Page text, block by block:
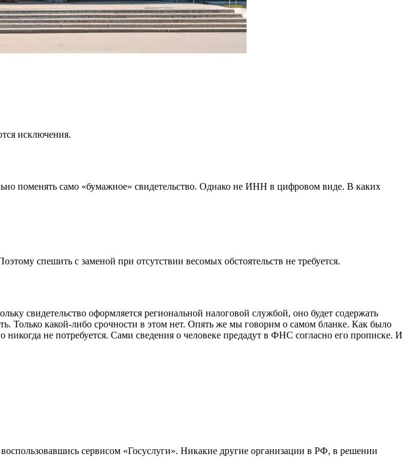
исключения.
поменять само «бумажное» свидетельство. Однако не ИНН в цифровом виде. В каких
спешить с заменой при отсутствии весомых обстоятельств не требуется.
свидетельство оформляется региональной налоговой службой, оно будет содержать
Только какой-либо срочности в этом нет. Опять же мы говорим о самом бланке. Как было
не потребуется. Сами сведения о человеке предадут в ФНС согласно его прописке. И
сервисом «Госуслуги». Никакие другие организации в РФ, в решении